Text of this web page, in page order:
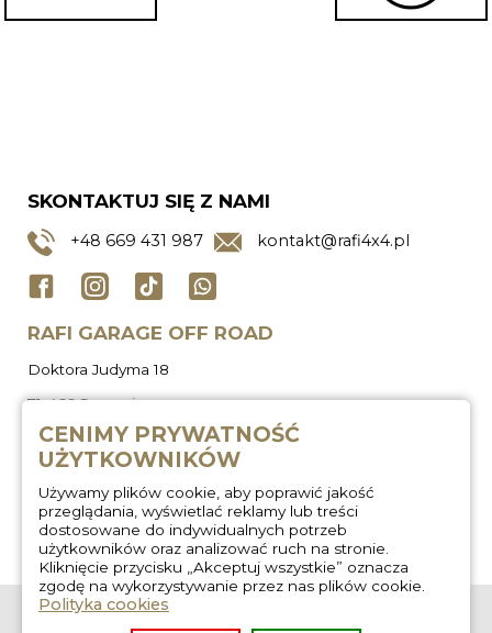
Zabudowa
SKONTAKTUJ SIĘ Z NAMI
+48 669 431 987 kontakt@rafi4x4.pl
RAFI GARAGE OFF ROAD
Doktora Judyma 18
71-466 Szczecin
CENIMY PRYWATNOŚĆ
UŻYTKOWNIKÓW
Używamy plików cookie, aby poprawić jakość
przeglądania, wyświetlać reklamy lub treści
dostosowane do indywidualnych potrzeb
użytkowników oraz analizować ruch na stronie.
Kliknięcie przycisku „Akceptuj wszystkie” oznacza
zgodę na wykorzystywanie przez nas plików cookie.
Polityka cookies